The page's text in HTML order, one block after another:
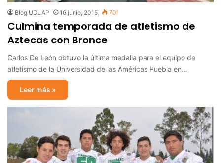
Blog UDLAP 16 junio, 2015 701
Culmina temporada de atletismo de
Aztecas con Bronce
Carlos De León obtuvo la última medalla para el equipo de
atletismo de la Universidad de las Américas Puebla en…
Leer más »